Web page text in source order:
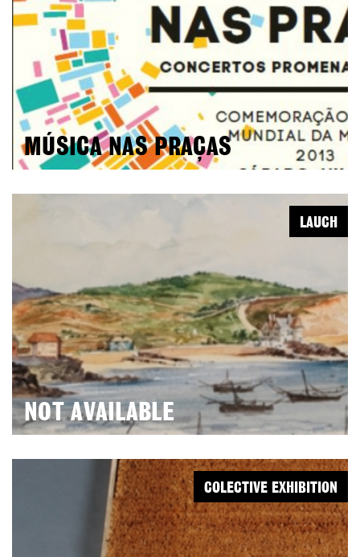
MÚSICA NAS PRAÇAS
NOT AVAILABLE
LAUCH
COLECTIVE EXHIBITION